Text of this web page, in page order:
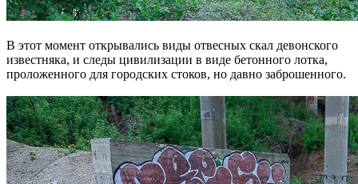
В этот момент открывались виды отвесных скал девонского
известняка, и следы цивилизации в виде бетонного лотка,
проложенного для городских стоков, но давно заброшенного.